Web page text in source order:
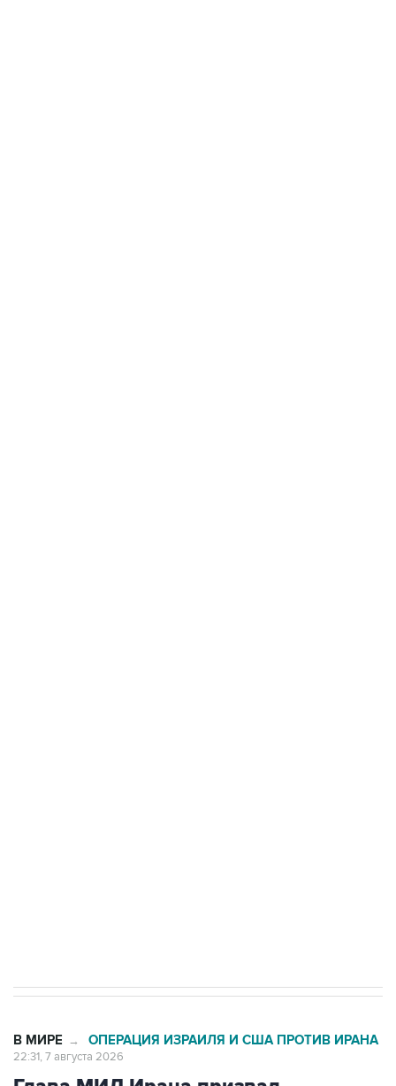
В МИРЕ → ОПЕРАЦИЯ ИЗРАИЛЯ И США ПРОТИВ ИРАНА
22:31, 7 августа 2026